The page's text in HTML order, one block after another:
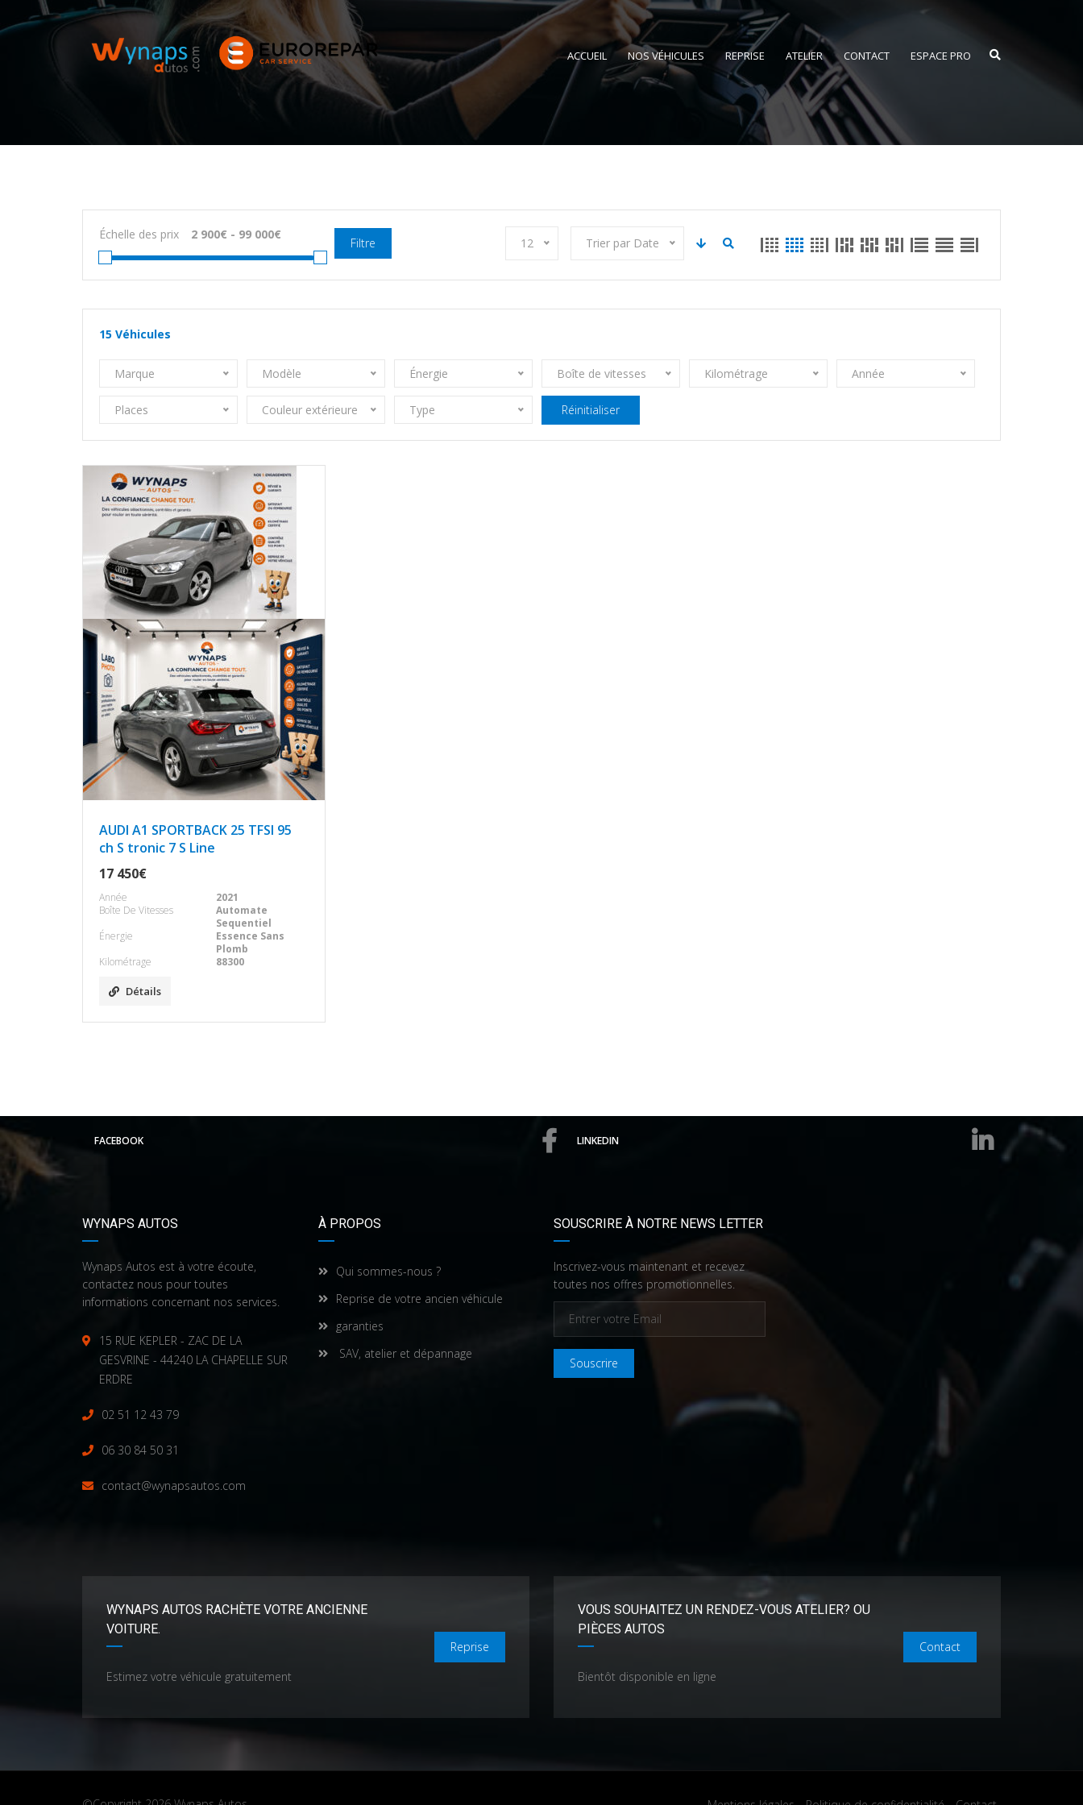
ACCUEIL NOS VÉHICULES REPRISE ATELIER CONTACT ESPACE PRO
Échelle des prix
Filtre 12 Trier par Date
15 Véhicules
Marque Modèle Énergie Boîte de vitesses Kilométrage Année
Places Couleur extérieure Type Réinitialiser
AUDI A1 SPORTBACK 25 TFSI 95
ch S tronic 7 S Line
17 450€
Année
2021
Boîte De Vitesses
Automate
Sequentiel
Énergie
Essence Sans
Plomb
Kilométrage
88300
Détails
FACEBOOK LINKEDIN
WYNAPS AUTOS
Wynaps Autos est à votre écoute,
contactez nous pour toutes
informations concernant nos services.
15 RUE KEPLER - ZAC DE LA
GESVRINE - 44240 LA CHAPELLE SUR
ERDRE
02 51 12 43 79
06 30 84 50 31
contact@wynapsautos.com
À PROPOS
Qui sommes-nous ?
Reprise de votre ancien véhicule
garanties
SAV, atelier et dépannage
SOUSCRIRE À NOTRE NEWS LETTER
Inscrivez-vous maintenant et recevez
toutes nos offres promotionnelles.
Souscrire
WYNAPS AUTOS RACHÈTE VOTRE ANCIENNE
VOITURE.
Estimez votre véhicule gratuitement
Reprise
VOUS SOUHAITEZ UN RENDEZ-VOUS ATELIER? OU
PIÈCES AUTOS
Bientôt disponible en ligne
Contact